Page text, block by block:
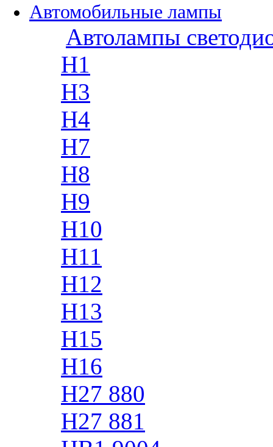
Автомобильные лампы
Автолампы
H1
H3
H4
H7
H8
H9
H10
H11
H12
H13
H15
H16
H27 880
H27 881